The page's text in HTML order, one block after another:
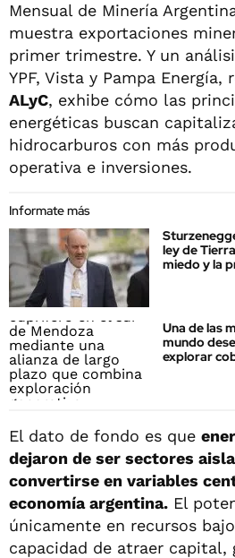
Mensual de Minería
muestra exportaciones
primer trimestre. Y un
YPF, Vista y Pampa Energía,
ALyC, exhibe cómo las
energéticas buscan
hidrocarburos con más
operativa e inversiones.
Informate más
ley de
miedo y la
Una de las
mundo
explorar
El dato de fondo es que
dejaron de ser sectores
convertirse en variables
economía argentina. El
únicamente en recursos
capacidad de atraer capital,